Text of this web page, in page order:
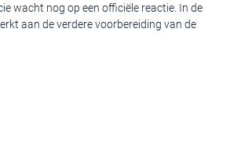
wacht nog op een officiële reactie. In de
aan de verdere voorbereiding van de